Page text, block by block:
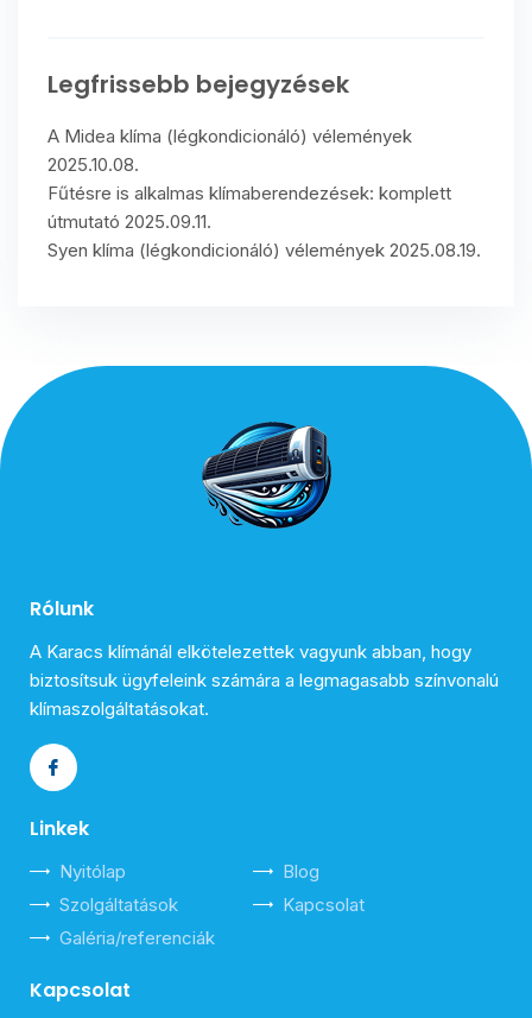
Legfrissebb bejegyzések
A Midea klíma (légkondicionáló) vélemények
2025.10.08.
Fűtésre is alkalmas klímaberendezések: komplett
útmutató 2025.09.11.
Syen klíma (légkondicionáló) vélemények 2025.08.19.
Rólunk
A Karacs klímánál elkötelezettek vagyunk abban, hogy
biztosítsuk ügyfeleink számára a legmagasabb színvonalú
klímaszolgáltatásokat.
Linkek
Nyitólap
Szolgáltatások
Galéria/referenciák
Blog
Kapcsolat
Kapcsolat